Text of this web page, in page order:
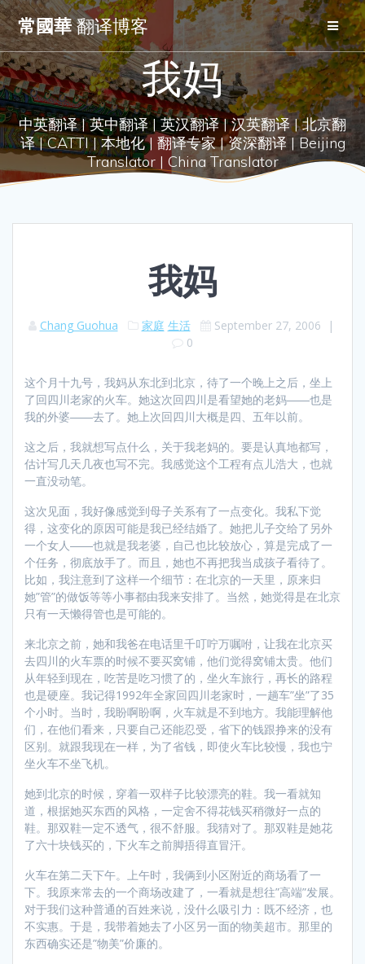
Skip
to
content
常國華翻译博客
我妈
中英翻译 | 英中翻译 | 英汉翻译 | 汉英翻译 | 北京翻
译 | CATTI | 本地化 | 翻译专家 | 资深翻译 | Beijing
Translator | China Translator
我妈
Chang Guohua 家庭 生活 September 27, 2006 |
0
这个月十九号，我妈从东北到北京，待了一个晚上之后，坐上
了回四川老家的火车。她这次回四川是看望她的老妈――也是
我的外婆――去了。她上次回四川大概是四、五年以前。
这之后，我就想写点什么，关于我老妈的。要是认真地都写，
估计写几天几夜也写不完。我感觉这个工程有点儿浩大，也就
一直没动笔。
这次见面，我好像感觉到母子关系有了一点变化。我私下觉
得，这变化的原因可能是我已经结婚了。她把儿子交给了另外
一个女人――也就是我老婆，自己也比较放心，算是完成了一
个任务，彻底放手了。而且，她也不再把我当成孩子看待了。
比如，我注意到了这样一个细节：在北京的一天里，原来归
她”管”的做饭等等小事都由我来安排了。当然，她觉得是在北京
只有一天懒得管也是可能的。
来北京之前，她和我爸在电话里千叮咛万嘱咐，让我在北京买
去四川的火车票的时候不要买窝铺，他们觉得窝铺太贵。他们
从年轻到现在，吃苦是吃习惯了的，坐火车旅行，再长的路程
也是硬座。我记得1992年全家回四川老家时，一趟车”坐”了35
个小时。当时，我盼啊盼啊，火车就是不到地方。我能理解他
们，在他们看来，只要自己还能忍受，省下的钱跟挣来的没有
区别。就跟我现在一样，为了省钱，即使火车比较慢，我也宁
坐火车不坐飞机。
她到北京的时候，穿着一双样子比较漂亮的鞋。我一看就知
道，根据她买东西的风格，一定舍不得花钱买稍微好一点的
鞋。那双鞋一定不透气，很不舒服。我猜对了。那双鞋是她花
了六十块钱买的，下火车之前脚捂得直冒汗。
火车在第二天下午。上午时，我俩到小区附近的商场看了一
下。我原来常去的一个商场改建了，一看就是想往”高端”发展。
对于我们这种普通的百姓来说，没什么吸引力：既不经济，也
不实惠。于是，我带着她去了小区另一面的物美超市。那里的
东西确实还是”物美”价廉的。